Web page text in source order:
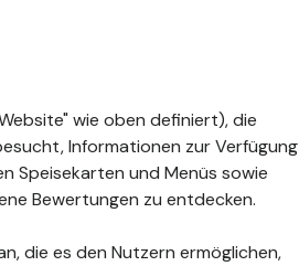
wie oben definiert), die
Informationen zur Verfügung
Speisekarten und Menüs sowie
Bewertungen zu entdecken.
die es den Nutzern ermöglichen,